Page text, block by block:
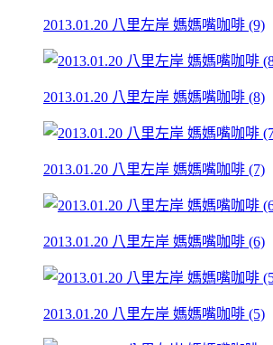
2013.01.20 八里左岸 媽媽嘴咖啡 (9)
2013.01.20 八里左岸 媽媽嘴咖啡 (8)
2013.01.20 八里左岸 媽媽嘴咖啡 (7)
2013.01.20 八里左岸 媽媽嘴咖啡 (6)
2013.01.20 八里左岸 媽媽嘴咖啡 (5)